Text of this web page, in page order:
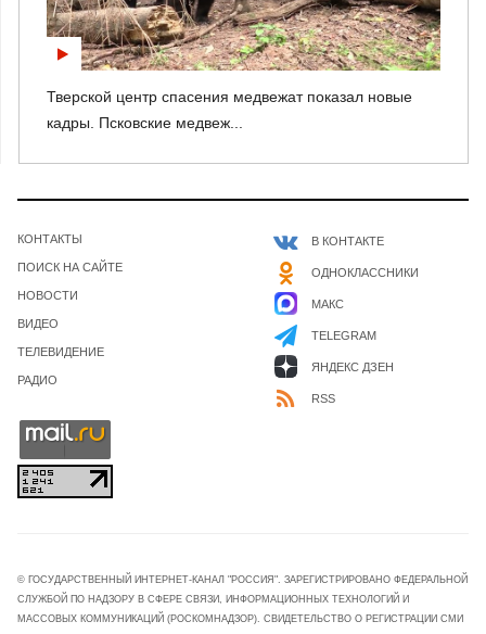
Тверской центр спасения медвежат показал новые
кадры. Псковские медвеж...
КОНТАКТЫ
ПОИСК НА САЙТЕ
НОВОСТИ
ВИДЕО
ТЕЛЕВИДЕНИЕ
РАДИО
В КОНТАКТЕ
ОДНОКЛАССНИКИ
МАКС
TELEGRAM
ЯНДЕКС ДЗЕН
RSS
© ГОСУДАРСТВЕННЫЙ ИНТЕРНЕТ-КАНАЛ "РОССИЯ". ЗАРЕГИСТРИРОВАНО ФЕДЕРАЛЬНОЙ
СЛУЖБОЙ ПО НАДЗОРУ В СФЕРЕ СВЯЗИ, ИНФОРМАЦИОННЫХ ТЕХНОЛОГИЙ И
МАССОВЫХ КОММУНИКАЦИЙ (РОСКОМНАДЗОР). СВИДЕТЕЛЬСТВО О РЕГИСТРАЦИИ СМИ